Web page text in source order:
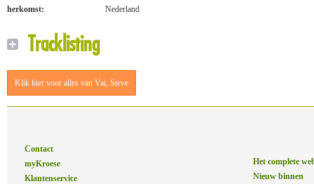
herkomst:
Nederland
Tracklisting
Klik hier voor alles van Vai, Steve
Contact
myKroese
Klantenservice
Het complete
Nieuw binnen